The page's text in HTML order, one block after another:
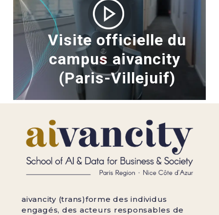
Visite officielle du
campus aivancity
(Paris-Villejuif)
aivancity (trans)forme des individus
engagés, des acteurs responsables de